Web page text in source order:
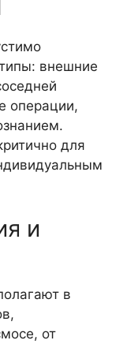
внешние
операции,
для
и
в
от